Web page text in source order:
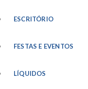
ESCRITÓRIO
FESTAS E EVENTOS
LÍQUIDOS